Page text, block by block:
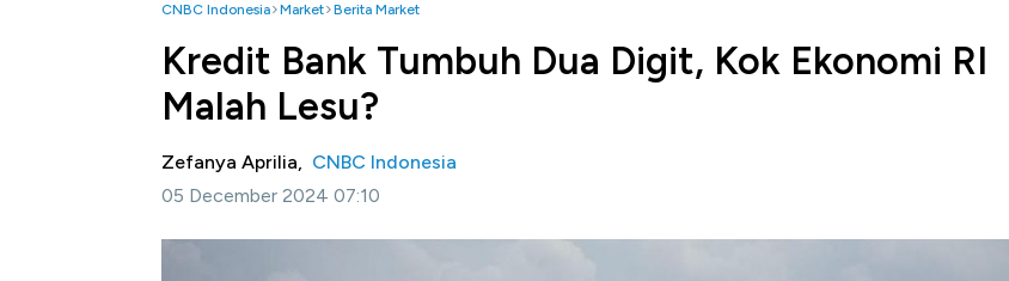
CNBC Indonesia Market Berita Market
Kredit Bank Tumbuh Dua Digit, Kok Ekonomi RI
Malah Lesu?
Zefanya Aprilia, CNBC Indonesia
05 December 2024 07:10